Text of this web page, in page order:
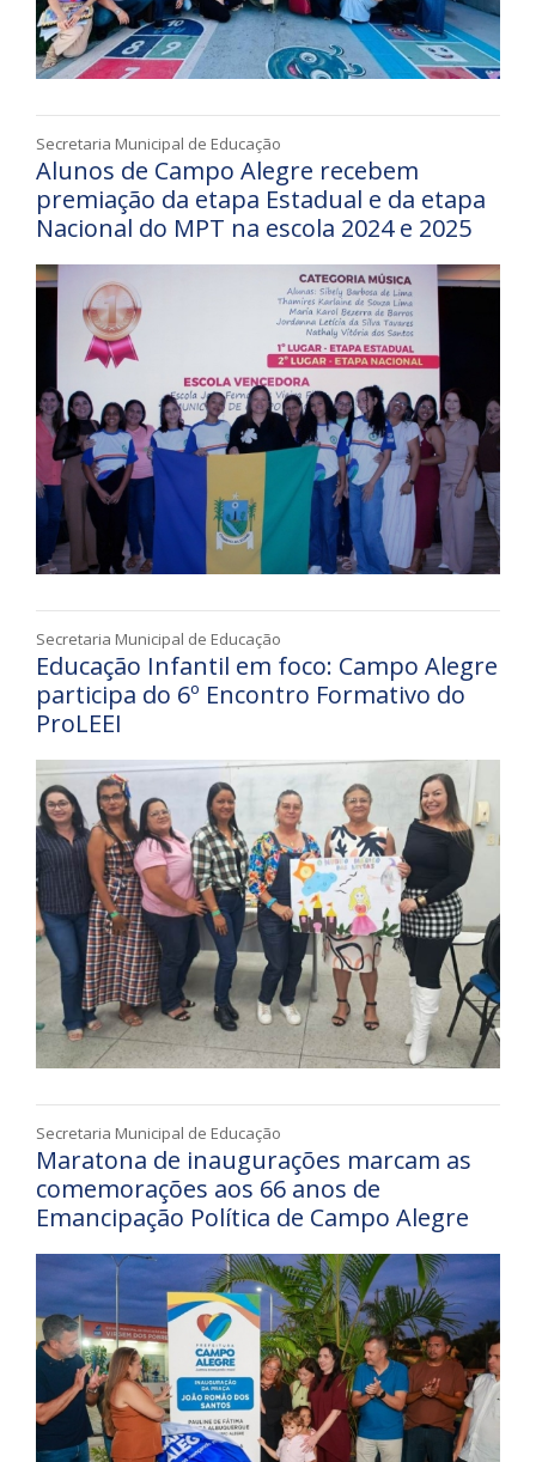
Secretaria Municipal de Educação
Alunos de Campo Alegre recebem
premiação da etapa Estadual e da etapa
Nacional do MPT na escola 2024 e 2025
Secretaria Municipal de Educação
Educação Infantil em foco: Campo Alegre
participa do 6º Encontro Formativo do
ProLEEI
Secretaria Municipal de Educação
Maratona de inaugurações marcam as
comemorações aos 66 anos de
Emancipação Política de Campo Alegre